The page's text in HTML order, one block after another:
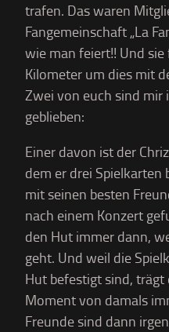
trafen. Das waren
Fangemeinschaft „La
wie man feiert!! Und
Kilometer um dies mit
Zwei von euch sind mir
geblieben:
Einer davon ist der
dem er drei Spielkarten
mit seinen besten
nach einem Konzert
den Hut immer dann,
geht. Und weil die
Hut befestigt sind, trägt
Moment von damals
Freunde sind dann